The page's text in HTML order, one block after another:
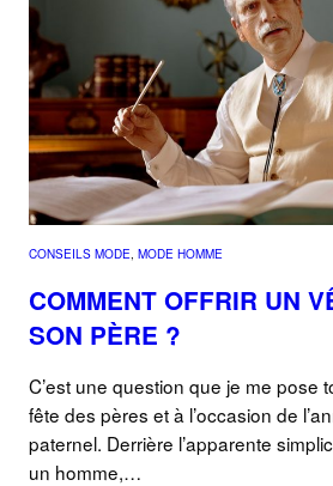
CONSEILS MODE MODE HOMME
COMMENT OFFRIR UN
SON PÈRE ?
C’est une question que je me pose
fête des pères et à l’occasion de
paternel. Derrière l’apparente
un homme,…